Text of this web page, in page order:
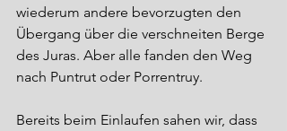
wiederum andere bevorzugten den
Übergang über die verschneiten Berge
des Juras. Aber alle fanden den Weg
nach Puntrut oder Porrentruy.
Bereits beim Einlaufen sahen wir, dass